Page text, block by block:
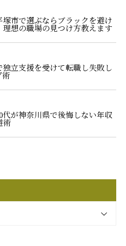
市で選ぶならブラックを避け
想の職場の見つけ方教えます
立支援を受けて転職し失敗し
術
が神奈川県で後悔しない年収
術